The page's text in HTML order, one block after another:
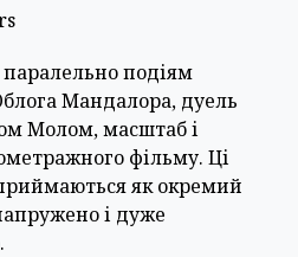
подіям
Мандалора, дуель
Молом, масштаб і
фільму. Ці
як окремий
і дуже